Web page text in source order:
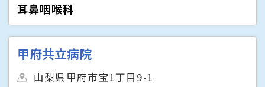
耳鼻咽喉科
甲府共立病院
山梨県甲府市宝1丁目9-1